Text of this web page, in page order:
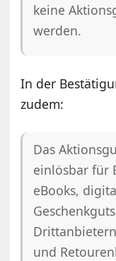
keine
werden.
In der
zudem:
Das
einlösbar für
eBooks,
und